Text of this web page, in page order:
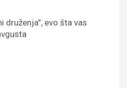
druženja”, evo šta vas